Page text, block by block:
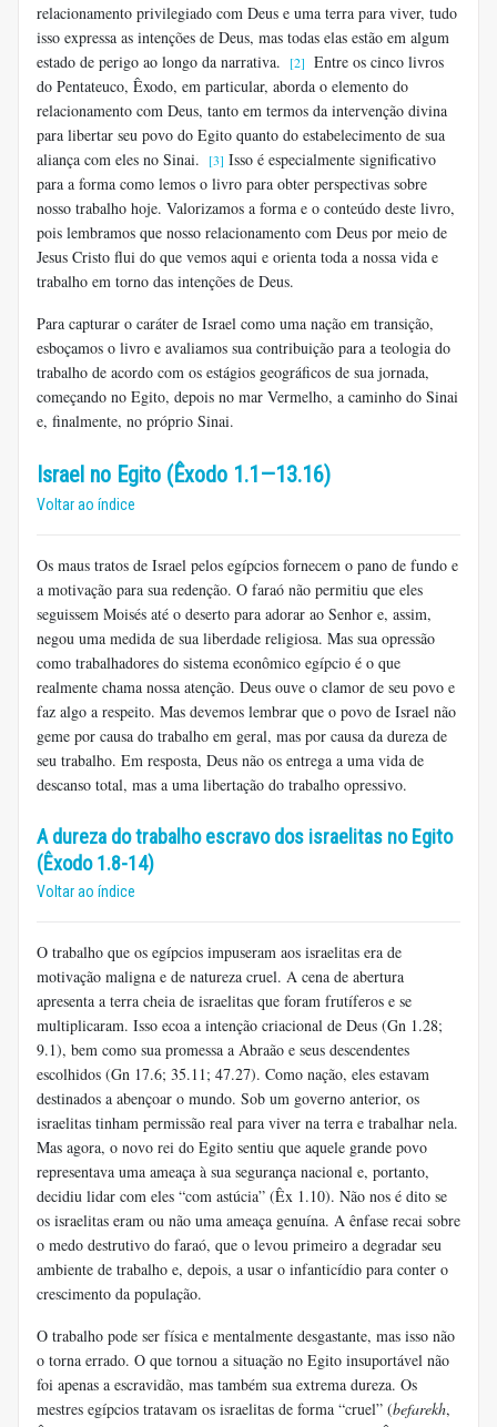
relacionamento privilegiado com Deus e uma terra para viver, tudo
isso expressa as intenções de Deus, mas todas elas estão em algum
estado de perigo ao longo da narrativa.
[2] Entre os cinco livros
do Pentateuco, Êxodo, em particular, aborda o elemento do
relacionamento com Deus, tanto em termos da intervenção divina
para libertar seu povo do Egito quanto do estabelecimento de sua
aliança com eles no Sinai.
[3] Isso é especialmente significativo
para a forma como lemos o livro para obter perspectivas sobre
nosso trabalho hoje. Valorizamos a forma e o conteúdo deste livro,
pois lembramos que nosso relacionamento com Deus por meio de
Jesus Cristo flui do que vemos aqui e orienta toda a nossa vida e
trabalho em torno das intenções de Deus.
Para capturar o caráter de Israel como uma nação em transição,
esboçamos o livro e avaliamos sua contribuição para a teologia do
trabalho de acordo com os estágios geográficos de sua jornada,
começando no Egito, depois no mar Vermelho, a caminho do Sinai
e, finalmente, no próprio Sinai.
Israel no Egito (Êxodo 1.1—13.16)
Voltar ao índice
Os maus tratos de Israel pelos egípcios fornecem o pano de fundo e
a motivação para sua redenção. O faraó não permitiu que eles
seguissem Moisés até o deserto para adorar ao Senhor e, assim,
negou uma medida de sua liberdade religiosa. Mas sua opressão
como trabalhadores do sistema econômico egípcio é o que
realmente chama nossa atenção. Deus ouve o clamor de seu povo e
faz algo a respeito. Mas devemos lembrar que o povo de Israel não
geme por causa do trabalho em geral, mas por causa da dureza de
seu trabalho. Em resposta, Deus não os entrega a uma vida de
descanso total, mas a uma libertação do trabalho opressivo.
A dureza do trabalho escravo dos israelitas no Egito
(Êxodo 1.8-14)
Voltar ao índice
O trabalho que os egípcios impuseram aos israelitas era de
motivação maligna e de natureza cruel. A cena de abertura
apresenta a terra cheia de israelitas que foram frutíferos e se
multiplicaram. Isso ecoa a intenção criacional de Deus (Gn 1.28;
9.1), bem como sua promessa a Abraão e seus descendentes
escolhidos (Gn 17.6; 35.11; 47.27). Como nação, eles estavam
destinados a abençoar o mundo. Sob um governo anterior, os
israelitas tinham permissão real para viver na terra e trabalhar nela.
Mas agora, o novo rei do Egito sentiu que aquele grande povo
representava uma ameaça à sua segurança nacional e, portanto,
decidiu lidar com eles “com astúcia” (Êx 1.10). Não nos é dito se
os israelitas eram ou não uma ameaça genuína. A ênfase recai sobre
o medo destrutivo do faraó, que o levou primeiro a degradar seu
ambiente de trabalho e, depois, a usar o infanticídio para conter o
crescimento da população.
O trabalho pode ser física e mentalmente desgastante, mas isso não
o torna errado. O que tornou a situação no Egito insuportável não
foi apenas a escravidão, mas também sua extrema dureza. Os
mestres egípcios tratavam os israelitas de forma “cruel” (befarekh,